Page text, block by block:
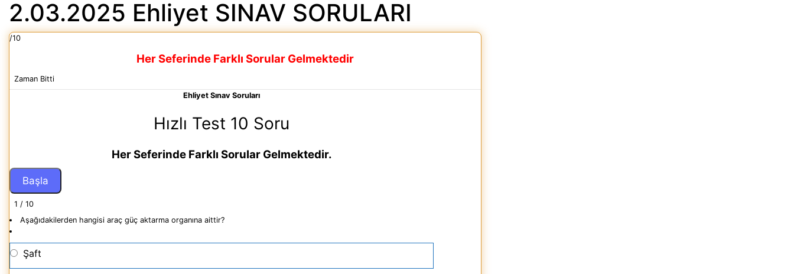
2.03.2025 Ehliyet SINAV SORULARI
/10
Her Seferinde Farklı Sorular Gelmektedir
Zaman Bitti
Ehliyet Sınav Soruları
Hızlı Test 10 Soru
Her Seferinde Farklı Sorular Gelmektedir.
1 / 10
Aşağıdakilerden hangisi araç güç aktarma organına aittir?
Şaft